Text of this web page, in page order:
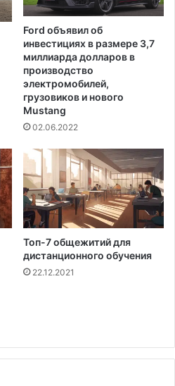
Ford объявил об
инвестициях в размере 3,7
миллиарда долларов в
производство
электромобилей,
грузовиков и нового
Mustang
02.06.2022
Топ-7 общежитий для
дистанционного обучения
22.12.2021